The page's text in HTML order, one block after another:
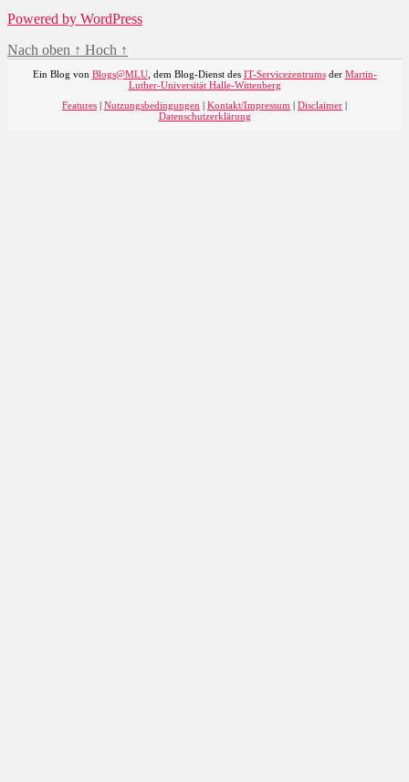
Powered by WordPress
Nach oben ↑ Hoch ↑
Ein Blog von Blogs@MLU, dem Blog-Dienst des IT-Servicezentrumsder Martin-
Luther-Universität Halle-Wittenberg
Features | Nutzungsbedingungen | Kontakt/Impressum | Disclaimer |
Datenschutzerklärung